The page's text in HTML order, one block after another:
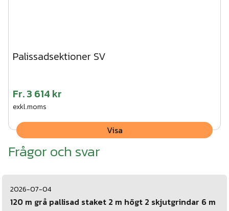
Palissadsektioner SV
Fr.3 614 kr
exkl.moms
Visa
Frågor och svar
2026-07-04
120 m grå pallisad staket 2 m högt 2 skjutgrindar 6 m